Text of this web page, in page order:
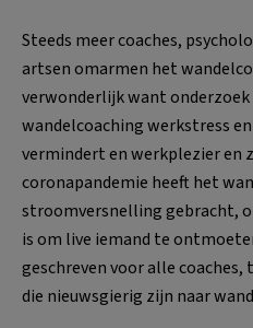
Steeds meer coaches,
artsen omarmen het
verwonderlijk want
wandelcoaching werkstress
vermindert en werkplezier en
coronapandemie heeft het
stroomversnelling gebracht,
is om live iemand te
geschreven voor alle
die nieuwsgierig zijn naar